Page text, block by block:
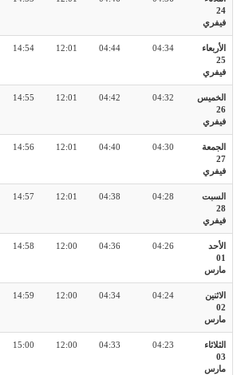
24
فيفري
الأربعاء
25
فيفري
04:34
04:44
12:01
14:54
الخميس
26
فيفري
04:32
04:42
12:01
14:55
الجمعة
27
فيفري
04:30
04:40
12:01
14:56
السبت
28
فيفري
04:28
04:38
12:01
14:57
الأحد
01
مارس
04:26
04:36
12:00
14:58
الاثنين
02
مارس
04:24
04:34
12:00
14:59
الثلاثاء
03
مارس
04:23
04:33
12:00
15:00